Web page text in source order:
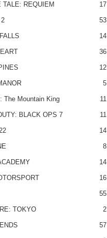
TALE: REQUIEM 17
53
14
36
12
5
The Mountain King 11
BLACK OPS 7 11
14
8
14
16
55
TOKYO 2
57